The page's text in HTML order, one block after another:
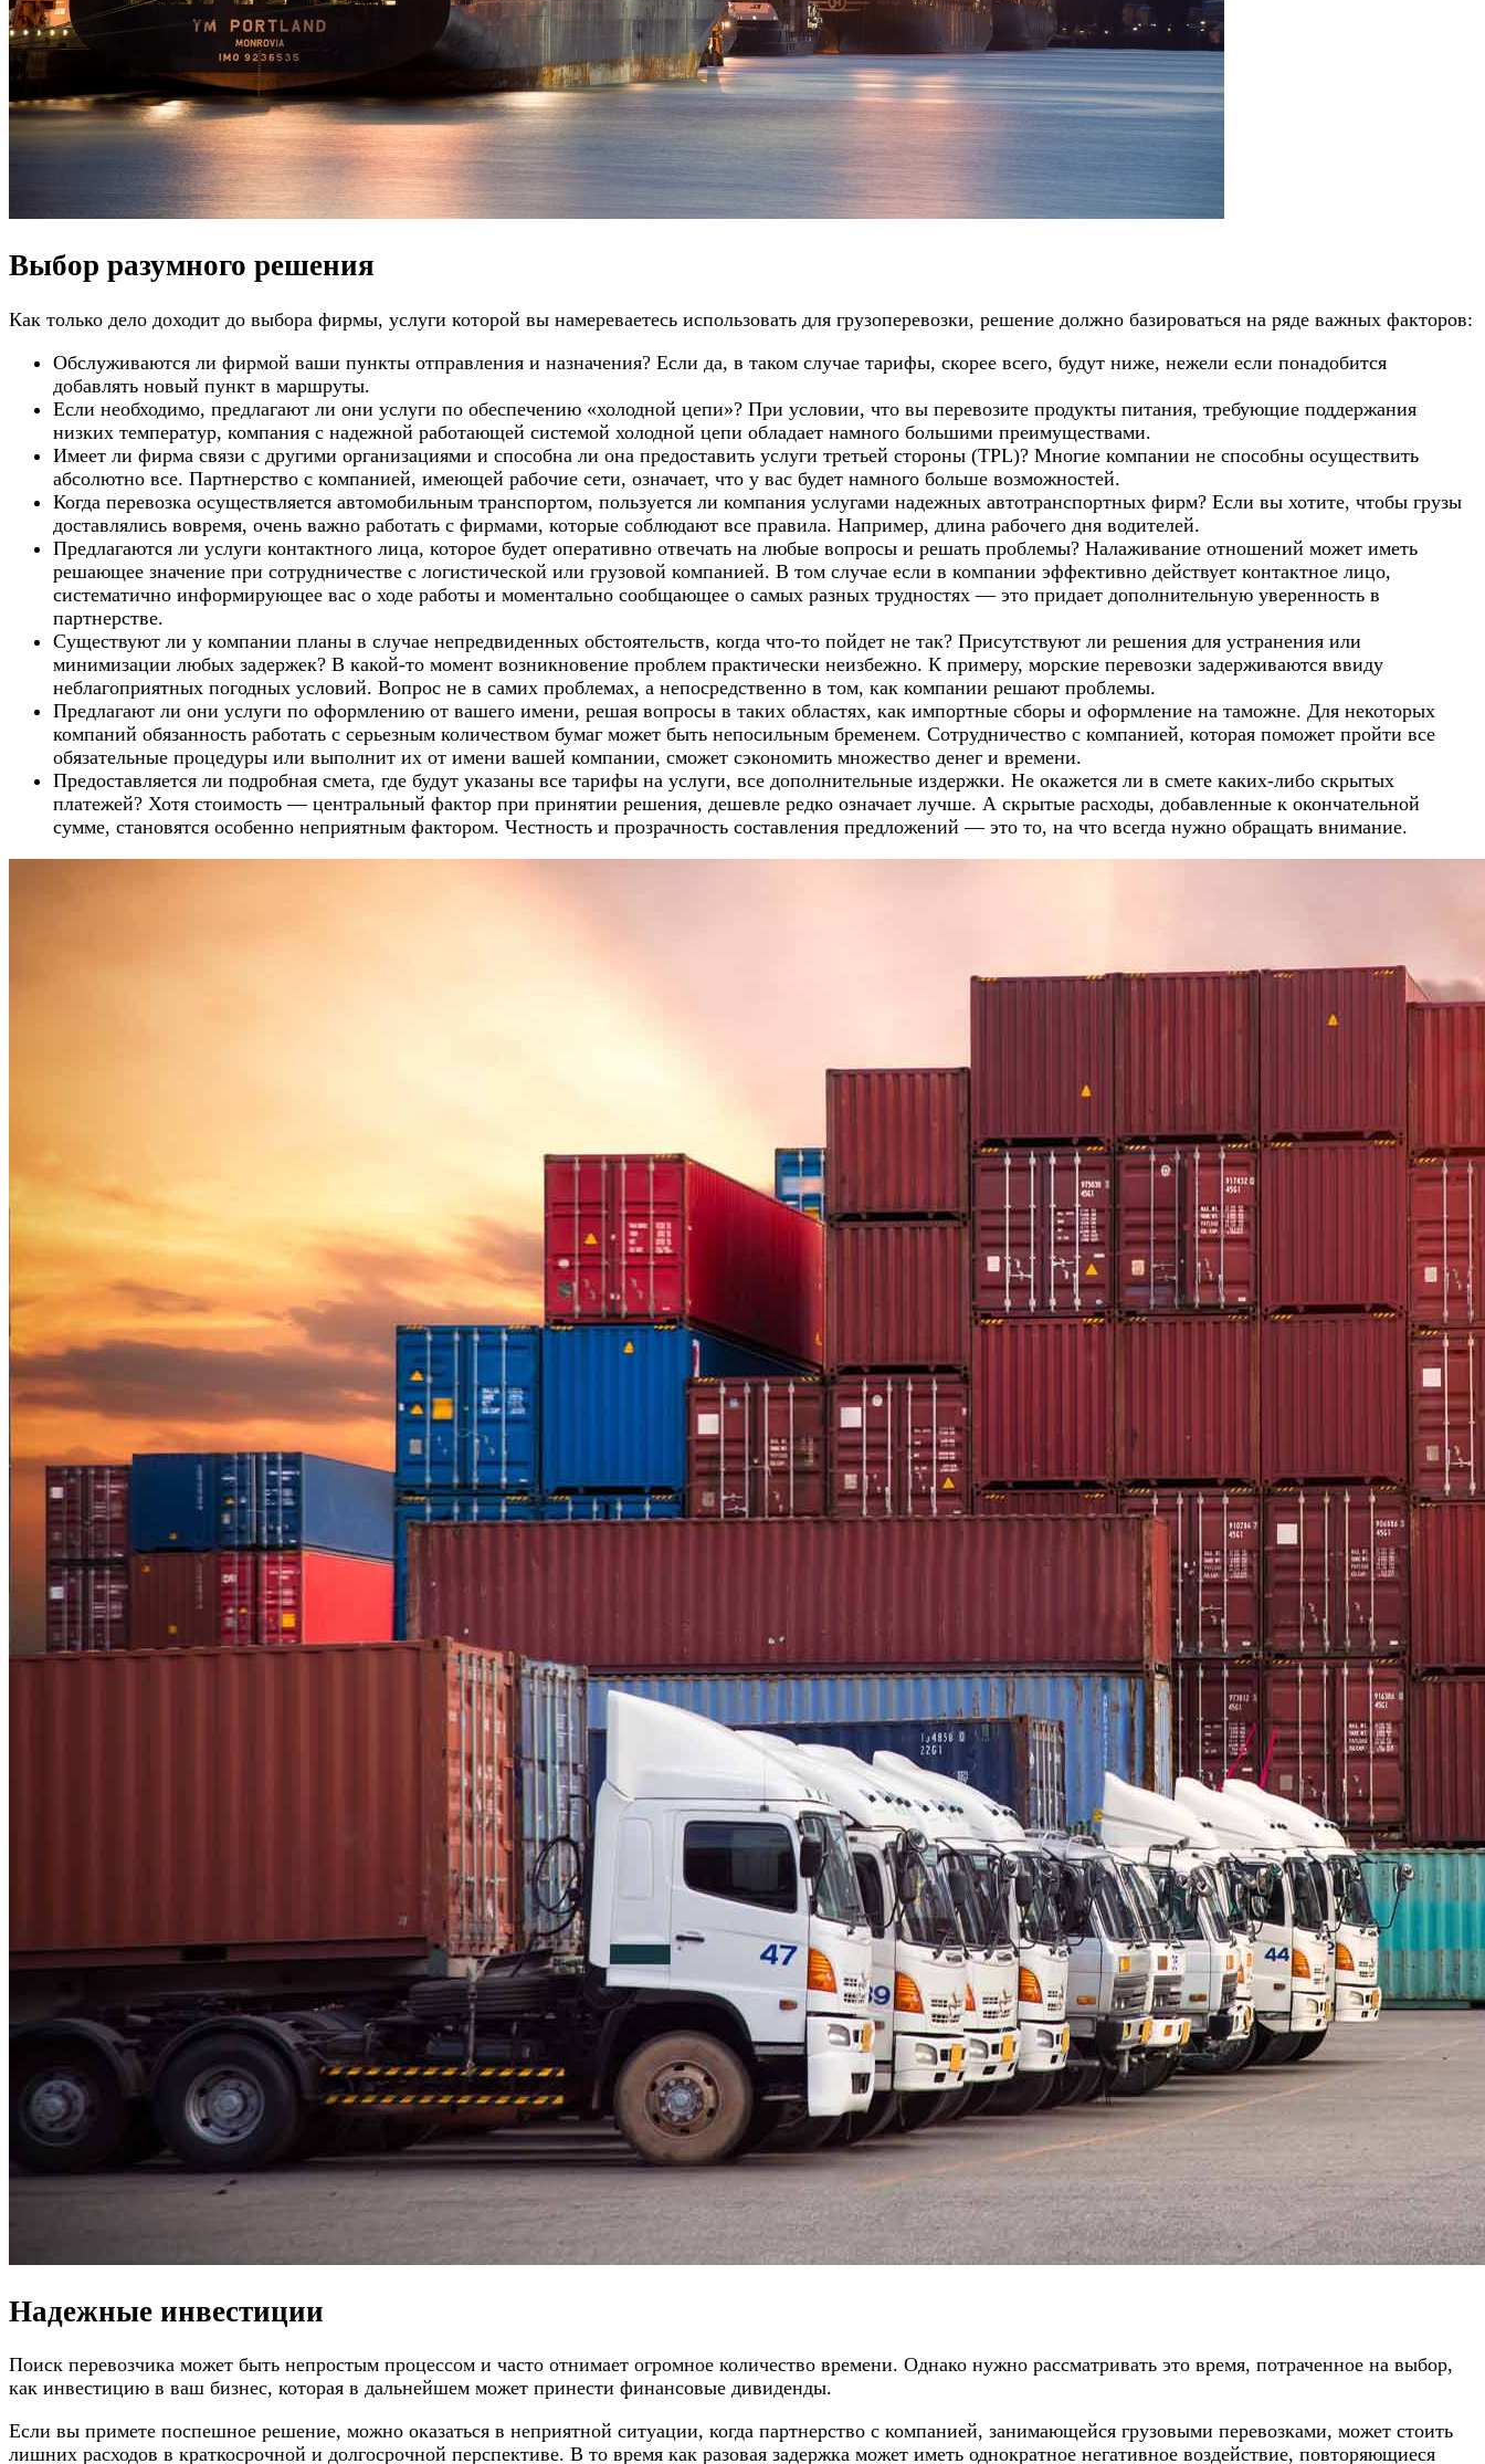
Выбор разумного решения
Как только дело доходит до выбора фирмы, услуги которой вы намереваетесь использовать для грузоперевозки, решение должно базироваться на ряде важных факторов:
Обслуживаются ли фирмой ваши пункты отправления и назначения? Если да, в таком случае тарифы, скорее всего, будут ниже, нежели если понадобится
добавлять новый пункт в маршруты.
Если необходимо, предлагают ли они услуги по обеспечению «холодной цепи»? При условии, что вы перевозите продукты питания, требующие поддержания
низких температур, компания с надежной работающей системой холодной цепи обладает намного большими преимуществами.
Имеет ли фирма связи с другими организациями и способна ли она предоставить услуги третьей стороны (TPL)? Многие компании не способны осуществить
абсолютно все. Партнерство с компанией, имеющей рабочие сети, означает, что у вас будет намного больше возможностей.
Когда перевозка осуществляется автомобильным транспортом, пользуется ли компания услугами надежных автотранспортных фирм? Если вы хотите, чтобы грузы
доставлялись вовремя, очень важно работать с фирмами, которые соблюдают все правила. Например, длина рабочего дня водителей.
Предлагаются ли услуги контактного лица, которое будет оперативно отвечать на любые вопросы и решать проблемы? Налаживание отношений может иметь
решающее значение при сотрудничестве с логистической или грузовой компанией. В том случае если в компании эффективно действует контактное лицо,
систематично информирующее вас о ходе работы и моментально сообщающее о самых разных трудностях — это придает дополнительную уверенность в
партнерстве.
Существуют ли у компании планы в случае непредвиденных обстоятельств, когда что-то пойдет не так? Присутствуют ли решения для устранения или
минимизации любых задержек? В какой-то момент возникновение проблем практически неизбежно. К примеру, морские перевозки задерживаются ввиду
неблагоприятных погодных условий. Вопрос не в самих проблемах, а непосредственно в том, как компании решают проблемы.
Предлагают ли они услуги по оформлению от вашего имени, решая вопросы в таких областях, как импортные сборы и оформление на таможне. Для некоторых
компаний обязанность работать с серьезным количеством бумаг может быть непосильным бременем. Сотрудничество с компанией, которая поможет пройти все
обязательные процедуры или выполнит их от имени вашей компании, сможет сэкономить множество денег и времени.
Предоставляется ли подробная смета, где будут указаны все тарифы на услуги, все дополнительные издержки. Не окажется ли в смете каких-либо скрытых
платежей? Хотя стоимость — центральный фактор при принятии решения, дешевле редко означает лучше. А скрытые расходы, добавленные к окончательной
сумме, становятся особенно неприятным фактором. Честность и прозрачность составления предложений — это то, на что всегда нужно обращать внимание.
Надежные инвестиции
Поиск перевозчика может быть непростым процессом и часто отнимает огромное количество времени. Однако нужно рассматривать это время, потраченное на выбор,
как инвестицию в ваш бизнес, которая в дальнейшем может принести финансовые дивиденды.
Если вы примете поспешное решение, можно оказаться в неприятной ситуации, когда партнерство с компанией, занимающейся грузовыми перевозками, может стоить
лишних расходов в краткосрочной и долгосрочной перспективе. В то время как разовая задержка может иметь однократное негативное воздействие, повторяющиеся